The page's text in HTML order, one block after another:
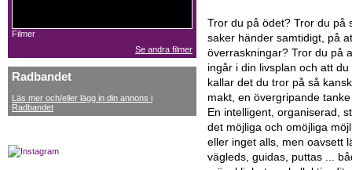
Filmer
Se andra filmer
Radbandet
Läs mer och/eller lägg in din annons i
Radbandet
Tror du på ödet? Tror du på
saker händer samtidigt, på
överraskningar? Tror du på
ingår i din livsplan och att
kallar det du tror på så
makt, en övergripande
En intelligent, organiserad,
det möjliga och omöjliga
eller inget alls, men oavsett
vägleds, guidas, puttas ...